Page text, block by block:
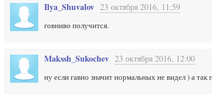
Ilya_Shuvalov 23 октября 2016, 11:59
говниво получится.
Makssh_Sukochev 23 октября 2016, 12:00
ну если гавно значит нормальных не видел ) а